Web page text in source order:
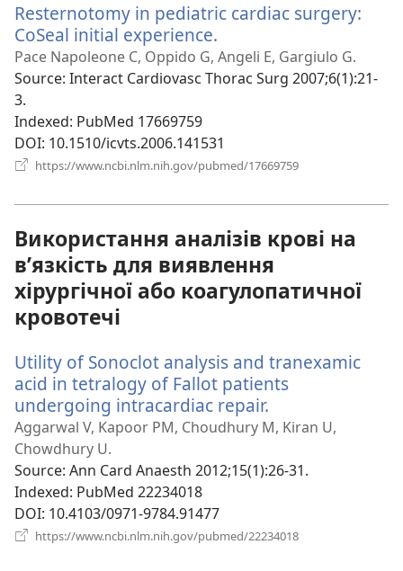
вікні)
Resternotomy in pediatric cardiac surgery:
CoSeal initial experience.
у
новому
Pace Napoleone C, Oppido G, Angeli E, Gargiulo G.
Source‎: Interact Cardiovasc Thorac Surg 2007;6(1):21-
3.
Indexed‎: PubMed 17669759
DOI‎: 10.1510/icvts.2006.141531
https://www.ncbi.nlm.nih.gov/pubmed/17669759
Використання аналізів крові на
в’язкість для виявлення
хірургічної або коагулопатичної
кровотечі
Utility of Sonoclot analysis and tranexamic
acid in tetralogy of Fallot patients
undergoing intracardiac repair.
у
вікні)
Aggarwal V, Kapoor PM, Choudhury M, Kiran U,
Chowdhury U.
Source‎: Ann Card Anaesth 2012;15(1):26-31.
Indexed‎: PubMed 22234018
DOI‎: 10.4103/0971-9784.91477
https://www.ncbi.nlm.nih.gov/pubmed/22234018